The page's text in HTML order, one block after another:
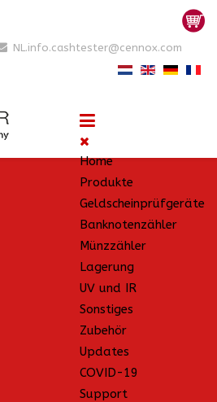
NL.info.cashtester@cennox.com
Home
Produkte
Geldscheinprüfgeräte
Banknotenzähler
Münzzähler
Lagerung
UV und IR
Sonstiges
Zubehör
Updates
COVID-19
Support